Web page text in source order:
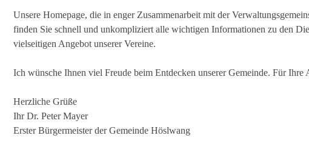
Unsere Homepage, die in enger Zusammenarbeit mit der
finden Sie schnell und unkompliziert alle wichtigen Informationen zu den
vielseitigen Angebot unserer Vereine.
Ich wünsche Ihnen viel Freude beim Entdecken unserer Gemeinde. Für
Herzliche Grüße
Ihr Dr. Peter Mayer
Erster Bürgermeister der Gemeinde Höslwang